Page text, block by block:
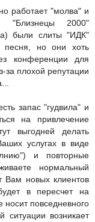
работает "молва" и
"Близнецы 2000"
были слиты "ИДК"
песня, но они хоть
конференции для
за плохой репутации
запас "гудвила" и
на привлечение
выгодней делать
услугах в виде
и повторные
нормальный
Вам новых клиентов
в пересчет на
носит повседневного
ситуации возникает